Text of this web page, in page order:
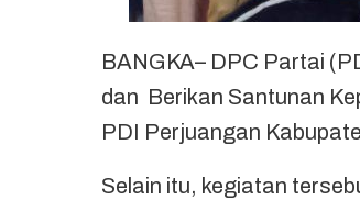
BANGKA– DPC Partai
dan Berikan Santunan
PDI Perjuangan
Selain itu, kegiatan